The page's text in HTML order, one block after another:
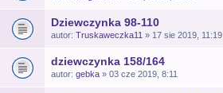
Dziewczynka 98-110
autor: Truskaweczka11 » 17 sie 2019, 11:19
dziewczynka 158/164
autor: gebka » 03 cze 2019, 8:11